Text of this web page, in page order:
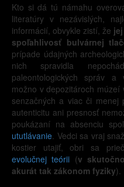
Kto si dá tú námahu
literatúry v nezávislých,
informácií, obvykle zistí, že
spoľahlivosť bulvárnej
prípade údajných
nich spravidla
paleontologických správ a
možno v depozitároch múzeí
senzačných a viac či menej
autenticitu ani presnosť
poukázaní na absenciu
ututlávanie . Vedci sa vraj
kostier utajiť, obri sa
evolučnej teórii (v
akurát tak zákonom fyziky).